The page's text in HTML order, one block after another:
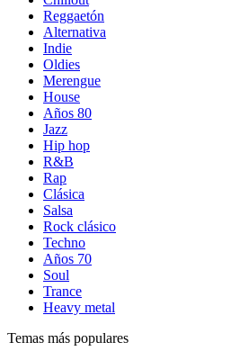
Reggaetón
Alternativa
Indie
Oldies
Merengue
House
Años 80
Jazz
Hip hop
R&B
Rap
Clásica
Salsa
Rock clásico
Techno
Años 70
Soul
Trance
Heavy metal
Temas más populares